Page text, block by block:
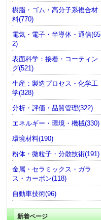
樹脂・ゴム・高分子系複合材
料(770)
電気・電子・半導体・通信(65
2)
表面科学：接着・コーティン
グ(521)
生産：製造プロセス・化学工
学(328)
分析・評価・品質管理(322)
エネルギー・環境・機械(330)
環境材料(190)
粉体・微粒子・分散技術(191)
金属・セラミックス・ガラ
ス・カーボン(118)
自動車技術(96)
新着ページ